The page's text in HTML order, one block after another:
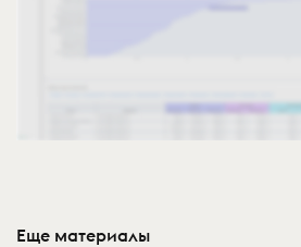
Еще материалы